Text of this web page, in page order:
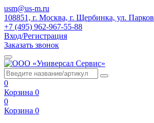
usm@us-m.ru
108851, г. Москва, г. Щербинка, ул.
+7 (495) 962-967-55-88
Вход/Регистрация
Заказать звонок
0
Корзина 0
0
Корзина 0